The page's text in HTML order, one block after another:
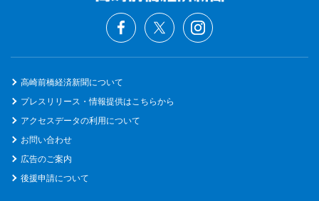
高崎前橋経済新聞について
プレスリリース・情報提供はこちらから
アクセスデータの利用について
お問い合わせ
広告のご案内
後援申請について